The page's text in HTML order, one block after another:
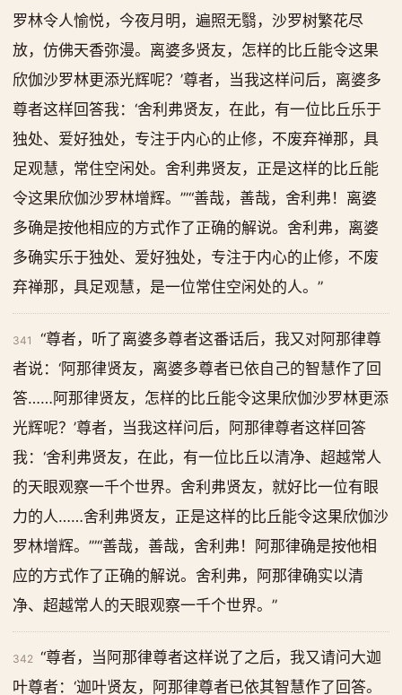
罗林令人愉悦，今夜月明，遍照无翳，沙罗树繁花尽
放，仿佛天香弥漫。离婆多贤友，怎样的比丘能令这果
欣伽沙罗林更添光辉呢？’尊者，当我这样问后，离婆多
尊者这样回答我：‘舍利弗贤友，在此，有一位比丘乐于
独处、爱好独处，专注于内心的止修，不废弃禅那，具
足观慧，常住空闲处。舍利弗贤友，正是这样的比丘能
令这果欣伽沙罗林增辉。’”“善哉，善哉，舍利弗！离婆
多确是按他相应的方式作了正确的解说。舍利弗，离婆
多确实乐于独处、爱好独处，专注于内心的止修，不废
弃禅那，具足观慧，是一位常住空闲处的人。”
341
“尊者，听了离婆多尊者这番话后，我又对阿那律尊
者说：‘阿那律贤友，离婆多尊者已依自己的智慧作了回
答……阿那律贤友，怎样的比丘能令这果欣伽沙罗林更添
光辉呢？’尊者，当我这样问后，阿那律尊者这样回答
我：‘舍利弗贤友，在此，有一位比丘以清净、超越常人
的天眼观察一千个世界。舍利弗贤友，就好比一位有眼
力的人……舍利弗贤友，正是这样的比丘能令这果欣伽沙
罗林增辉。’”“善哉，善哉，舍利弗！阿那律确是按他相
应的方式作了正确的解说。舍利弗，阿那律确实以清
净、超越常人的天眼观察一千个世界。”
342 “尊者，当阿那律尊者这样说了之后，我又请问大迦
叶尊者：‘迦叶贤友，阿那律尊者已依其智慧作了回答。